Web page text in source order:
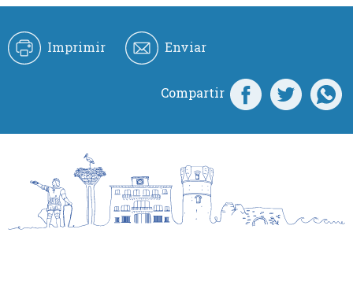
Imprimir Enviar
Compartir